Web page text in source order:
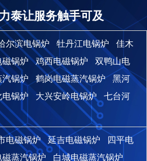
泰让服务触手可及
尔滨电锅炉 牡丹江电锅炉
佳木
磁锅炉 鸡西电磁锅炉
双鸭山电
锅炉 鹤岗电磁蒸汽锅炉
黑河
电锅炉 大兴安岭电锅炉
七台河
电磁锅炉 延吉电磁锅炉
四平电
磁蒸汽锅炉 白城电磁蒸汽锅炉